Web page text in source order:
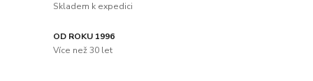
Skladem k expedici
OD ROKU 1996
Více než 30 let